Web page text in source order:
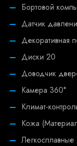
Бортовой
Датчик
Декоративная
Диски 20
Доводчик
Камера 360°
Климат-
Кожа